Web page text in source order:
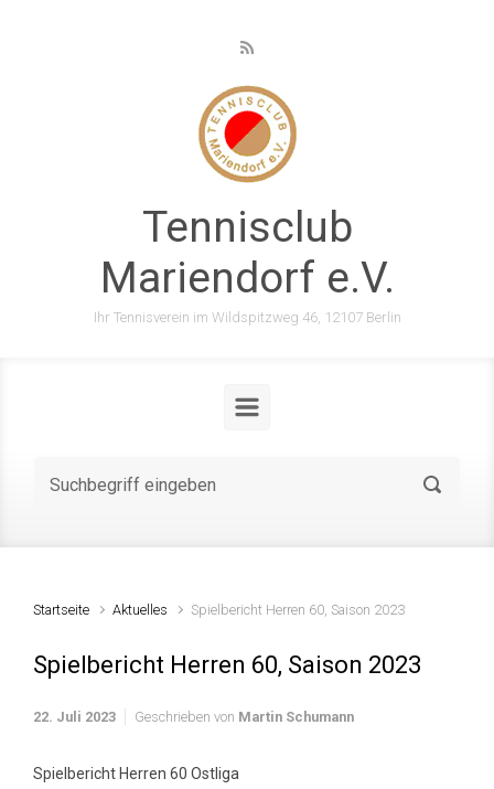
Tennisclub
Mariendorf e.V.
Ihr Tennisverein im Wildspitzweg 46, 12107 Berlin
Startseite Aktuelles Spielbericht Herren 60, Saison 2023
Spielbericht Herren 60, Saison 2023
22. Juli 2023 Geschrieben von Martin Schumann
Spielbericht Herren 60 Ostliga